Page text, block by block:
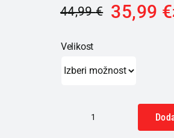
44,99€ 35,99 €
Velikost